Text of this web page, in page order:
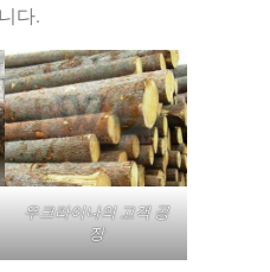
다.
우크라이나의 고객 공
장